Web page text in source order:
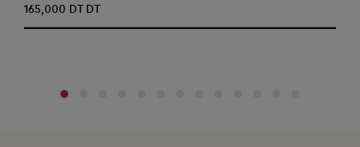
165,000 DT DT